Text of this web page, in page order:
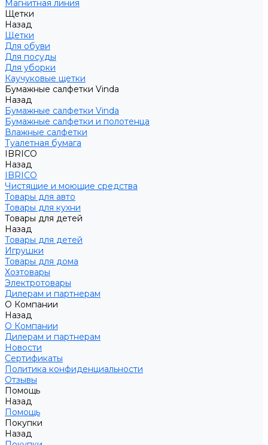
Магнитная линия
Щетки
Назад
Щетки
Для обуви
Для посуды
Для уборки
Каучуковые щетки
Бумажные салфетки Vinda
Назад
Бумажные салфетки Vinda
Бумажные салфетки и полотенца
Влажные салфетки
Туалетная бумага
IBRICO
Назад
IBRICO
Чистящие и моющие средства
Товары для авто
Товары для кухни
Товары для детей
Назад
Товары для детей
Игрушки
Товары для дома
Хозтовары
Электротовары
Дилерам и партнерам
О Компании
Назад
О Компании
Дилерам и партнерам
Новости
Сертификаты
Политика конфиденциальности
Отзывы
Помощь
Назад
Помощь
Покупки
Назад